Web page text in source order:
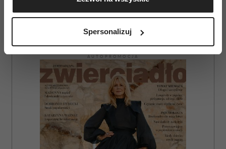
Identyfikować Twoje urządzenie, aktywnie
(fingerprinting, czyli wirtualny odcisk palca)
dane są przetwarzane oraz ustaw własne preferencje w
sekcji szczegółów
. W Deklaracji plików cookie możesz
zmienić lub wycofać swoją zgodę w dowolnej chwili.
Wykorzystujemy pliki cookie do spersonalizowania treści
i reklam, aby oferować funkcje społecznościowe i
analizować ruch w naszej witrynie. Informacje o tym, jak
korzystasz z naszej witryny, udostępniamy partnerom
Spersonalizuj
AUTOPROMOCJA